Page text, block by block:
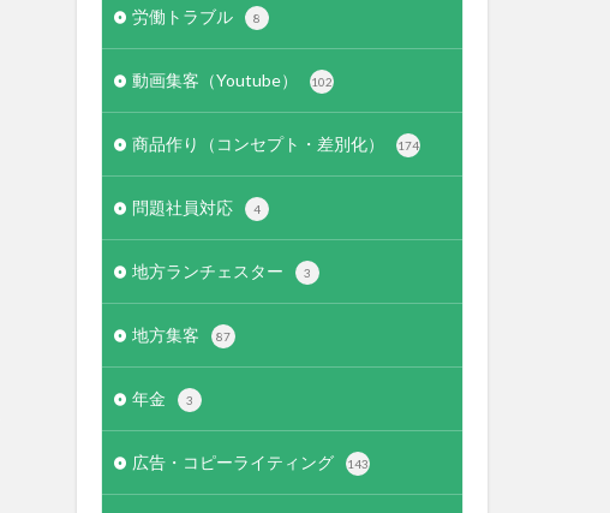
労働トラブル 8
動画集客（Youtube） 102
商品作り（コンセプト・差別化） 174
問題社員対応 4
地方ランチェスター 3
地方集客 87
年金 3
広告・コピーライティング 143